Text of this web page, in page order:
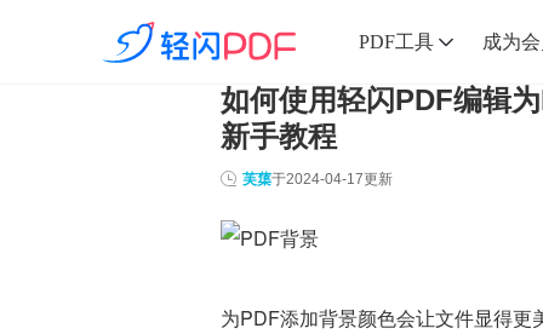
PDF工具 成为
如何使用轻闪PDF编辑
新手教程
芙蕖于2024-04-17更新
为PDF添加背景颜色会让文件显得